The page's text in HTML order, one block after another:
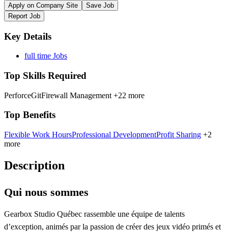
Apply on Company Site
Save Job
Report Job
Key Details
full time Jobs
Top Skills Required
PerforceGitFirewall Management +22 more
Top Benefits
Flexible Work HoursProfessional DevelopmentProfit Sharing +2
more
Description
Qui nous sommes
Gearbox Studio Québec rassemble une équipe de talents
d’exception, animés par la passion de créer des jeux vidéo primés et